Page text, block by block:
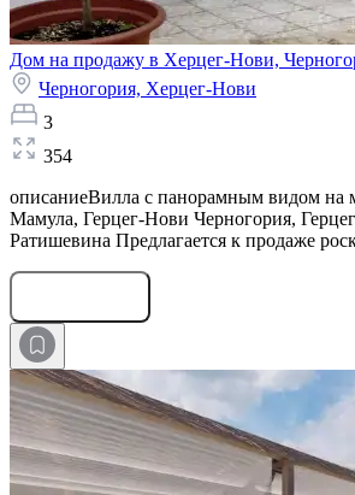
Дом на продажу в Херцег-Нови,
Черногория, Херцег-Нови
3
354
описаниеВилла с панорамным видом на
Мамула, Герцег-Нови Черногория,
Ратишевина Предлагается к продаже